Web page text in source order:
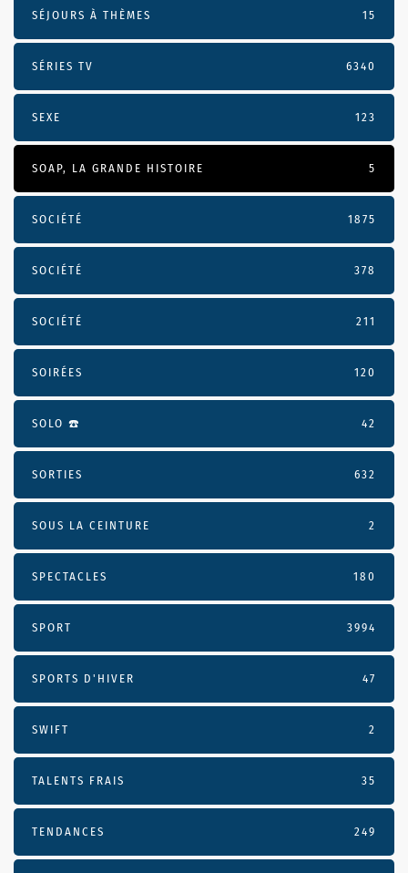
SÉJOURS À THÈMES 15
SÉRIES TV 6340
SEXE 123
SOAP, LA GRANDE HISTOIRE 5
SOCIÉTÉ 1875
SOCIÉTÉ 378
SOCIÉTÉ 211
SOIRÉES 120
SOLO ☎️ 42
SORTIES 632
SOUS LA CEINTURE 2
SPECTACLES 180
SPORT 3994
SPORTS D'HIVER 47
SWIFT 2
TALENTS FRAIS 35
TENDANCES 249